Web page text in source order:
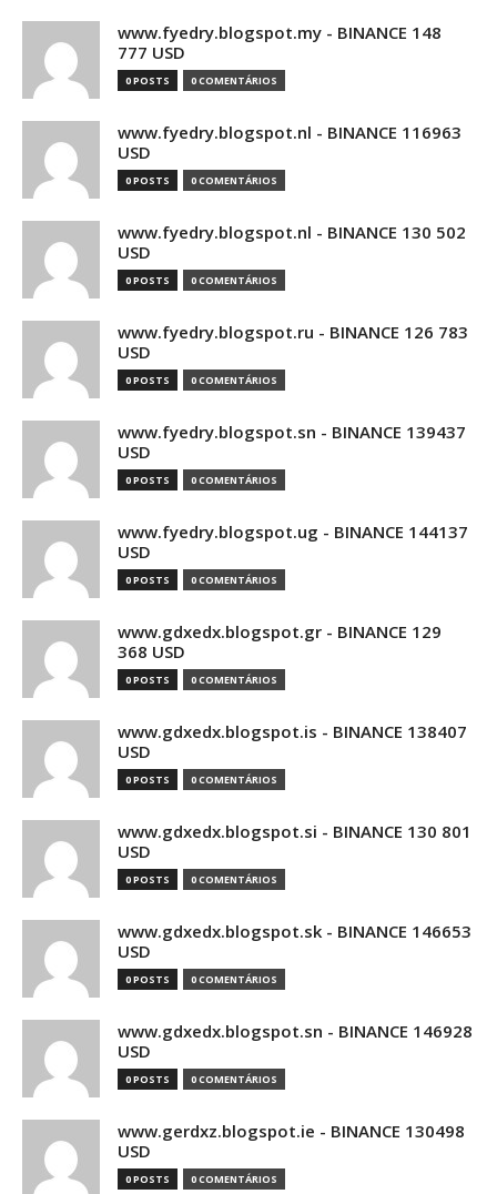
www.fyedry.blogspot.my - BINANCE 148
777 USD
0 POSTS 0 COMENTÁRIOS
www.fyedry.blogspot.nl - BINANCE 116963
USD
0 POSTS 0 COMENTÁRIOS
www.fyedry.blogspot.nl - BINANCE 130 502
USD
0 POSTS 0 COMENTÁRIOS
www.fyedry.blogspot.ru - BINANCE 126 783
USD
0 POSTS 0 COMENTÁRIOS
www.fyedry.blogspot.sn - BINANCE 139437
USD
0 POSTS 0 COMENTÁRIOS
www.fyedry.blogspot.ug - BINANCE 144137
USD
0 POSTS 0 COMENTÁRIOS
www.gdxedx.blogspot.gr - BINANCE 129
368 USD
0 POSTS 0 COMENTÁRIOS
www.gdxedx.blogspot.is - BINANCE 138407
USD
0 POSTS 0 COMENTÁRIOS
www.gdxedx.blogspot.si - BINANCE 130 801
USD
0 POSTS 0 COMENTÁRIOS
www.gdxedx.blogspot.sk - BINANCE 146653
USD
0 POSTS 0 COMENTÁRIOS
www.gdxedx.blogspot.sn - BINANCE 146928
USD
0 POSTS 0 COMENTÁRIOS
www.gerdxz.blogspot.ie - BINANCE 130498
USD
0 POSTS 0 COMENTÁRIOS